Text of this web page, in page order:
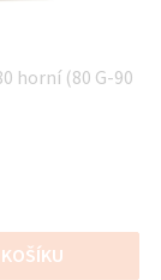
horní (80 G-90